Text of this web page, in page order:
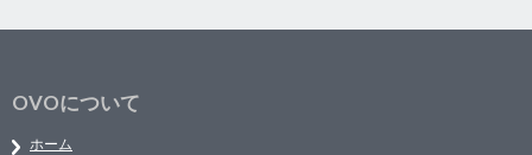
OVOについて
ホーム